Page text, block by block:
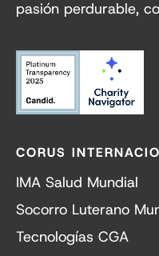
pasión perdurable,
CORUS
IMA Salud Mundial
Socorro Luterano
Tecnologías CGA